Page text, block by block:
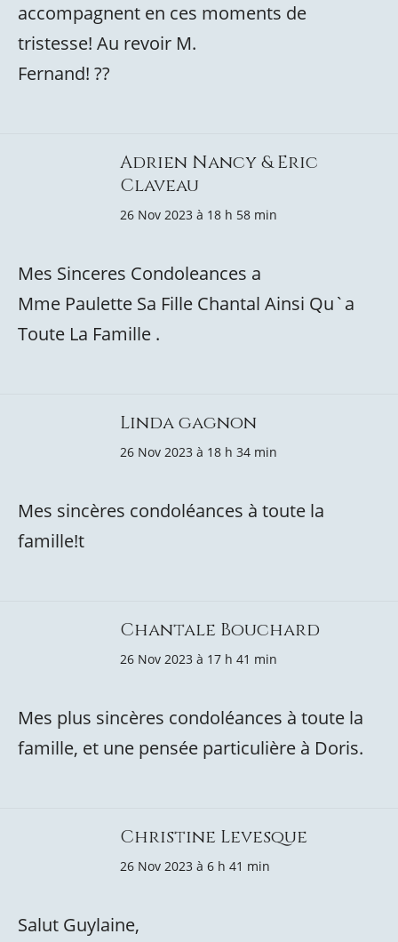
accompagnent en ces moments de
tristesse! Au revoir M.
Fernand! ??
Adrien Nancy & Eric
Claveau
26 Nov 2023 à 18 h 58 min
Mes Sinceres Condoleances a
Mme Paulette Sa Fille Chantal Ainsi Qu`a
Toute La Famille .
Linda gagnon
26 Nov 2023 à 18 h 34 min
Mes sincères condoléances à toute la
famille!t
Chantale Bouchard
26 Nov 2023 à 17 h 41 min
Mes plus sincères condoléances à toute la
famille, et une pensée particulière à Doris.
Christine Levesque
26 Nov 2023 à 6 h 41 min
Salut Guylaine,